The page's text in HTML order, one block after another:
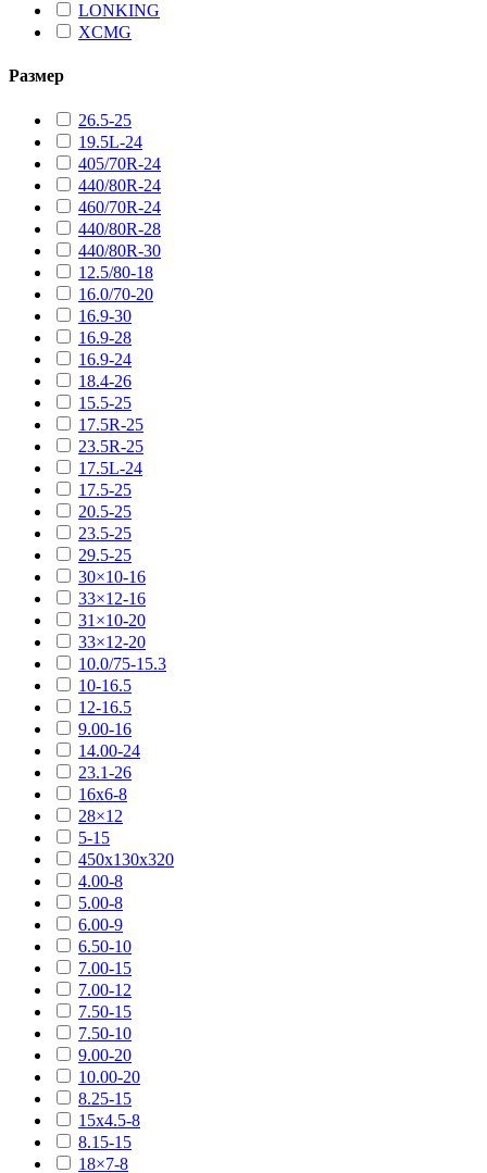
LONKING
XCMG
Размер
26.5-25
19.5L-24
405/70R-24
440/80R-24
460/70R-24
440/80R-28
440/80R-30
12.5/80-18
16.0/70-20
16.9-30
16.9-28
16.9-24
18.4-26
15.5-25
17.5R-25
23.5R-25
17.5L-24
17.5-25
20.5-25
23.5-25
29.5-25
30×10-16
33×12-16
31×10-20
33×12-20
10.0/75-15.3
10-16.5
12-16.5
9.00-16
14.00-24
23.1-26
16х6-8
28×12
5-15
450х130х320
4.00-8
5.00-8
6.00-9
6.50-10
7.00-15
7.00-12
7.50-15
7.50-10
9.00-20
10.00-20
8.25-15
15х4.5-8
8.15-15
18×7-8